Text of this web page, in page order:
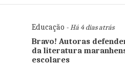
Educação - Há 4 dias atrás
Bravo! Autoras
da literatura
escolares